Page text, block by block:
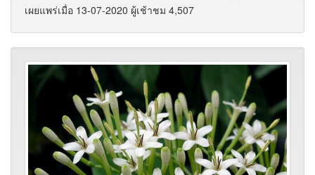
เผยแพร่เมื่อ 13-07-2020 ผู้เช้าชม 4,507